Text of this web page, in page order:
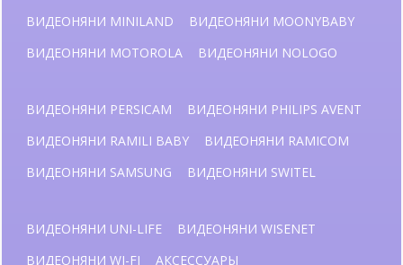
ВИДЕОНЯНИ MINILAND
ВИДЕОНЯНИ MOONYBABY
ВИДЕОНЯНИ MOTOROLA
ВИДЕОНЯНИ NOLOGO
ВИДЕОНЯНИ PERSICAM
ВИДЕОНЯНИ PHILIPS AVENT
ВИДЕОНЯНИ RAMILI BABY
ВИДЕОНЯНИ RAMICOM
ВИДЕОНЯНИ SAMSUNG
ВИДЕОНЯНИ SWITEL
ВИДЕОНЯНИ UNI-LIFE
ВИДЕОНЯНИ WISENET
ВИДЕОНЯНИ WI-FI
АКСЕССУАРЫ